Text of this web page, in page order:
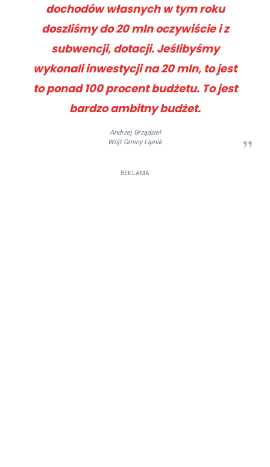
dochodów własnych w tym roku
doszliśmy do 20 mln oczywiście i z
subwencji, dotacji. Jeślibyśmy
wykonali inwestycji na 20 mln, to jest
to ponad 100 procent budżetu. To jest
bardzo ambitny budżet.
Andrzej Grządziel
Wójt Gminy Lipnik
REKLAMA